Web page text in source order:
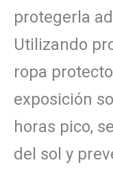
protegerla
Utilizando
ropa
exposición
horas pico,
del sol y